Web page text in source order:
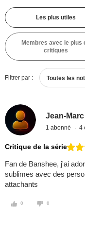
Les plus utiles
Membres avec le plus
critiques
Filtrer par : Toutes les
Jean-Marc
1 abonné 4
Critique de la série
Fan de Banshee, j'ai
sublimes avec des
attachants
0 0